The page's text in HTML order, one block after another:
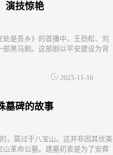
演技惊艳
是吾乡》的首播中，王劲松、刘
黑马剧。这部剧以平安建设为背
2023-11-16
墓碑的故事
，莫过于八宝山。这并非因其优美
革命公墓。建墓初衷是为了安葬